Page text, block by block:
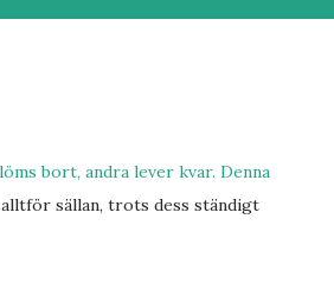
bort, andra lever kvar. Denna
alltför sällan, trots dess ständigt